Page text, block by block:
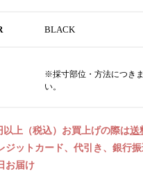
BLACK
※採寸部位・方法につき
い。
以上（税込）お買上げの際は送
ジットカード、代引き、銀行
お届け